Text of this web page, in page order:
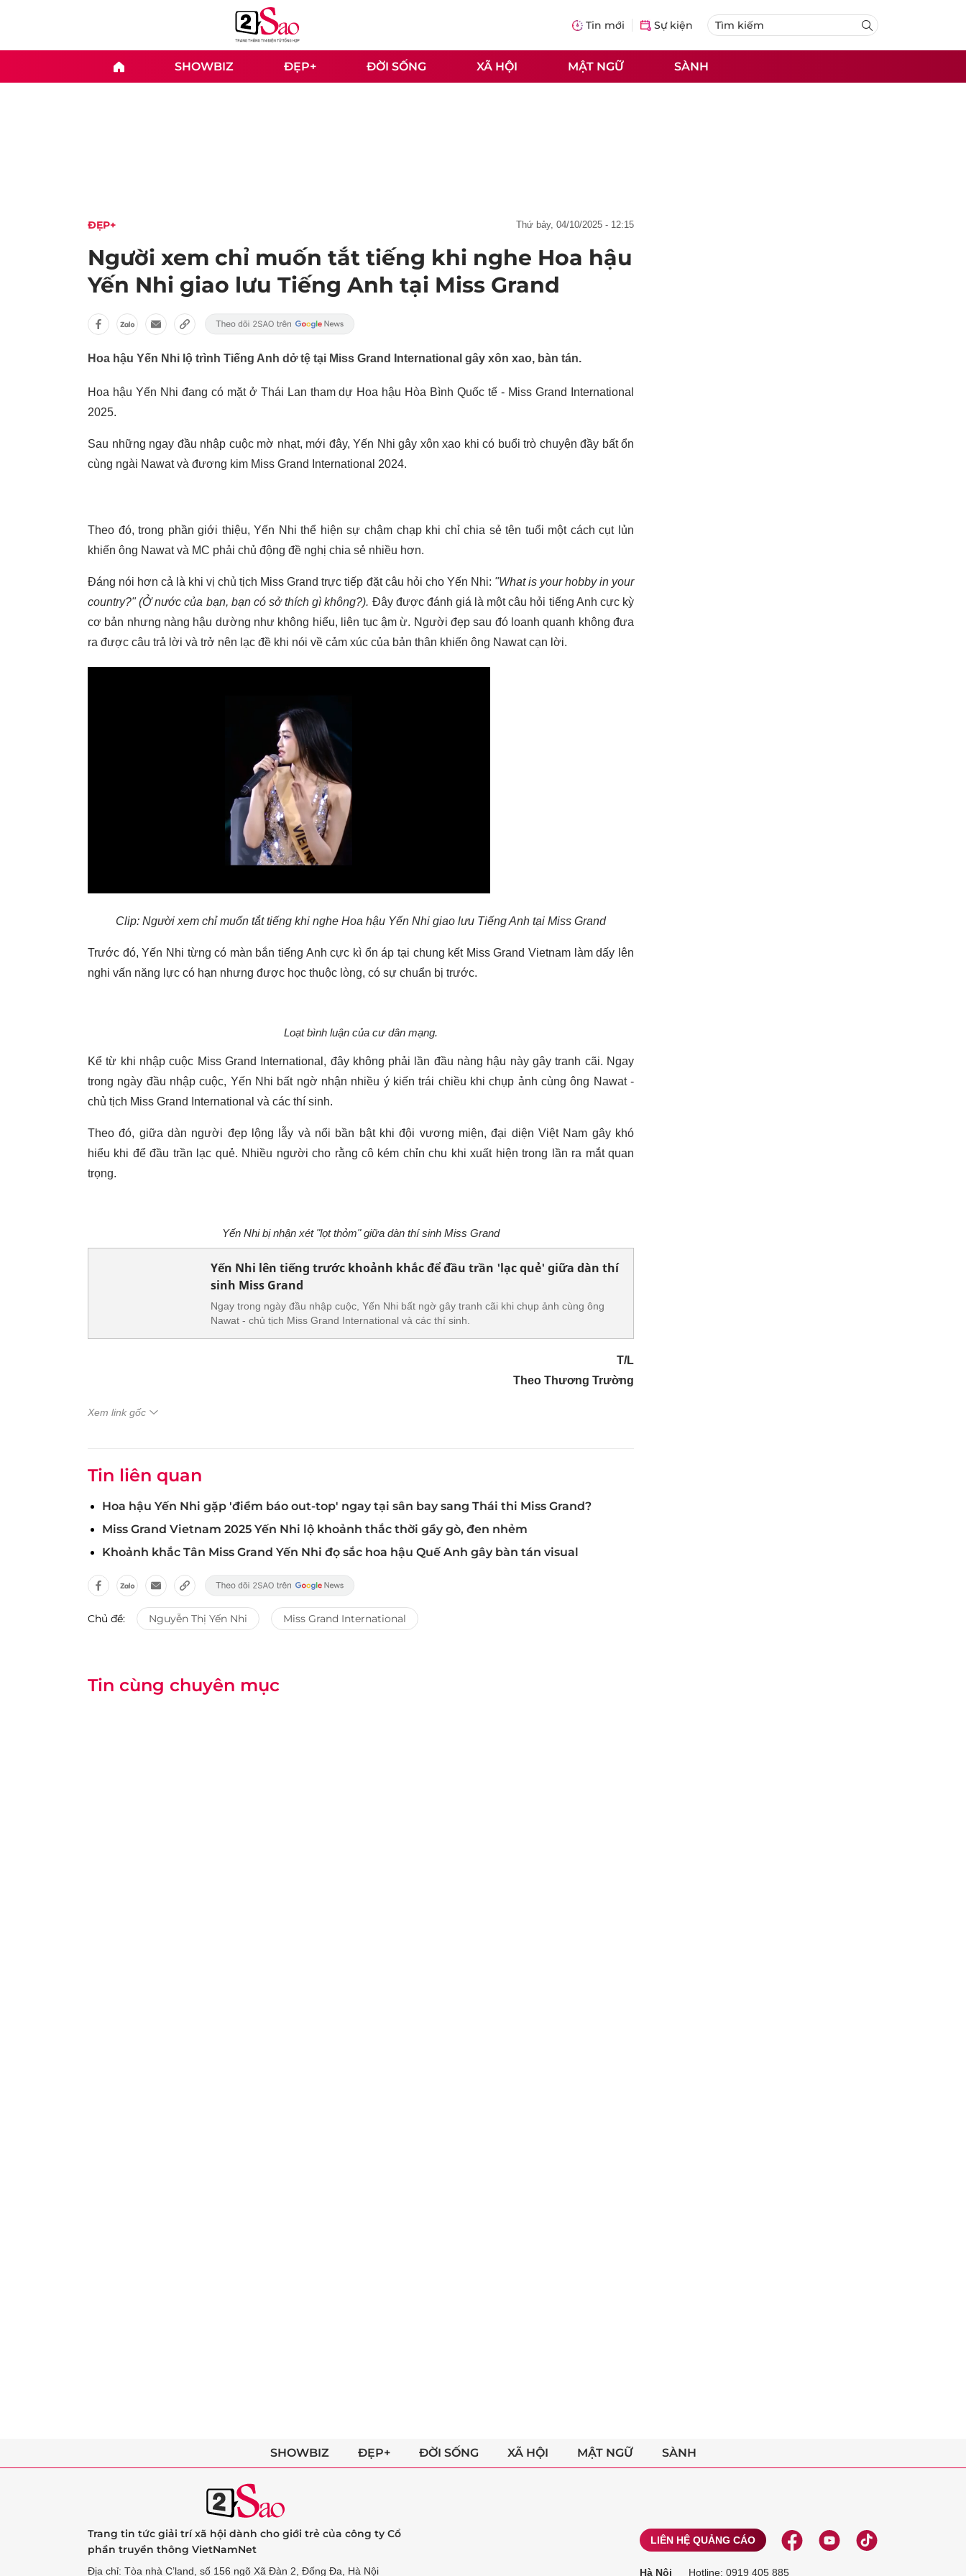
Tin mới Sự kiện
SHOWBIZ ĐẸP+ ĐỜI SỐNG XÃ HỘI MẬT NGỮ SÀNH
ĐẸP+ thứ bảy, 04/10/2025 - 12:15
Người xem chỉ muốn tắt tiếng khi nghe Hoa hậu
Yến Nhi giao lưu Tiếng Anh tại Miss Grand
Hoa hậu Yến Nhi lộ trình Tiếng Anh dở tệ tại Miss Grand International gây xôn xao, bàn tán.
Hoa hậu Yến Nhi đang có mặt ở Thái Lan tham dự Hoa hậu Hòa Bình Quốc tế - Miss Grand International
2025.
Sau những ngay đầu nhập cuộc mờ nhạt, mới đây, Yến Nhi gây xôn xao khi có buổi trò chuyện đầy bất ổn
cùng ngài Nawat và đương kim Miss Grand International 2024.
Theo đó, trong phần giới thiệu, Yến Nhi thể hiện sự chậm chạp khi chỉ chia sẻ tên tuổi một cách cụt lủn
khiến ông Nawat và MC phải chủ động đề nghị chia sẻ nhiều hơn.
Đáng nói hơn cả là khi vị chủ tịch Miss Grand trực tiếp đặt câu hỏi cho Yến Nhi: "What is your hobby in your
country?" (Ở nước của bạn, bạn có sở thích gì không?). Đây được đánh giá là một câu hỏi tiếng Anh cực kỳ
cơ bản nhưng nàng hậu dường như không hiểu, liên tục ậm ừ. Người đẹp sau đó loanh quanh không đưa
ra được câu trả lời và trở nên lạc đề khi nói về cảm xúc của bản thân khiến ông Nawat cạn lời.
Clip: Người xem chỉ muốn tắt tiếng khi nghe Hoa hậu Yến Nhi giao lưu Tiếng Anh tại Miss Grand
Trước đó, Yến Nhi từng có màn bắn tiếng Anh cực kì ổn áp tại chung kết Miss Grand Vietnam làm dấy lên
nghi vấn năng lực có hạn nhưng được học thuộc lòng, có sự chuẩn bị trước.
Loạt bình luận của cư dân mạng.
Kể từ khi nhập cuộc Miss Grand International, đây không phải lần đầu nàng hậu này gây tranh cãi. Ngay
trong ngày đầu nhập cuộc, Yến Nhi bất ngờ nhận nhiều ý kiến trái chiều khi chụp ảnh cùng ông Nawat -
chủ tịch Miss Grand International và các thí sinh.
Theo đó, giữa dàn người đẹp lộng lẫy và nổi bần bật khi đội vương miện, đại diện Việt Nam gây khó
hiểu khi để đầu trần lạc quẻ. Nhiều người cho rằng cô kém chỉn chu khi xuất hiện trong lần ra mắt quan
trọng.
Yến Nhi bị nhận xét "lọt thỏm" giữa dàn thí sinh Miss Grand
Yến Nhi lên tiếng trước khoảnh khắc để đầu trần 'lạc quẻ' giữa dàn thí
sinh Miss Grand
Ngay trong ngày đầu nhập cuộc, Yến Nhi bất ngờ gây tranh cãi khi chụp ảnh cùng ông
Nawat - chủ tịch Miss Grand International và các thí sinh.
T/L
Theo Thương Trường
Xem link gốc
Tin liên quan
Hoa hậu Yến Nhi gặp 'điềm báo out-top' ngay tại sân bay sang Thái thi Miss Grand?
Miss Grand Vietnam 2025 Yến Nhi lộ khoảnh thắc thời gầy gò, đen nhẻm
Khoảnh khắc Tân Miss Grand Yến Nhi đọ sắc hoa hậu Quế Anh gây bàn tán visual
Chủ đề: Nguyễn Thị Yến Nhi Miss Grand International
Tin cùng chuyên mục
SHOWBIZ ĐẸP+ ĐỜI SỐNG XÃ HỘI MẬT NGỮ SÀNH
Trang tin tức giải trí xã hội dành cho giới trẻ của công ty Cổ
phần truyền thông VietNamNet
Địa chỉ: Tòa nhà C’land, số 156 ngõ Xã Đàn 2, Đống Đa, Hà Nội
LIÊN HỆ QUẢNG CÁO
Hà Nội Hotline: 0919 405 885